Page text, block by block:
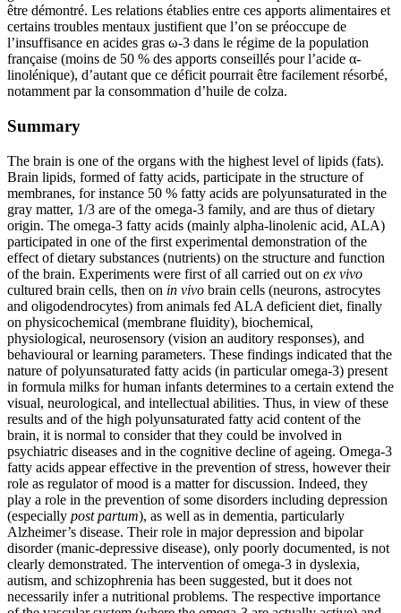
être démontré. Les relations établies entre ces apports alimentaires et
certains troubles mentaux justifient que l’on se préoccupe de
l’insuffisance en acides gras ω-3 dans le régime de la population
française (moins de 50 % des apports conseillés pour l’acide α-
linolénique), d’autant que ce déficit pourrait être facilement résorbé,
notamment par la consommation d’huile de colza.
Summary
The brain is one of the organs with the highest level of lipids (fats).
Brain lipids, formed of fatty acids, participate in the structure of
membranes, for instance 50 % fatty acids are polyunsaturated in the
gray matter, 1/3 are of the omega-3 family, and are thus of dietary
origin. The omega-3 fatty acids (mainly alpha-linolenic acid, ALA)
participated in one of the first experimental demonstration of the
effect of dietary substances (nutrients) on the structure and function
of the brain. Experiments were first of all carried out on ex vivo
cultured brain cells, then on in vivo brain cells (neurons, astrocytes
and oligodendrocytes) from animals fed ALA deficient diet, finally
on physicochemical (membrane fluidity), biochemical,
physiological, neurosensory (vision an auditory responses), and
behavioural or learning parameters. These findings indicated that the
nature of polyunsaturated fatty acids (in particular omega-3) present
in formula milks for human infants determines to a certain extend the
visual, neurological, and intellectual abilities. Thus, in view of these
results and of the high polyunsaturated fatty acid content of the
brain, it is normal to consider that they could be involved in
psychiatric diseases and in the cognitive decline of ageing. Omega-3
fatty acids appear effective in the prevention of stress, however their
role as regulator of mood is a matter for discussion. Indeed, they
play a role in the prevention of some disorders including depression
(especially post partum), as well as in dementia, particularly
Alzheimer’s disease. Their role in major depression and bipolar
disorder (manic-depressive disease), only poorly documented, is not
clearly demonstrated. The intervention of omega-3 in dyslexia,
autism, and schizophrenia has been suggested, but it does not
necessarily infer a nutritional problems. The respective importance